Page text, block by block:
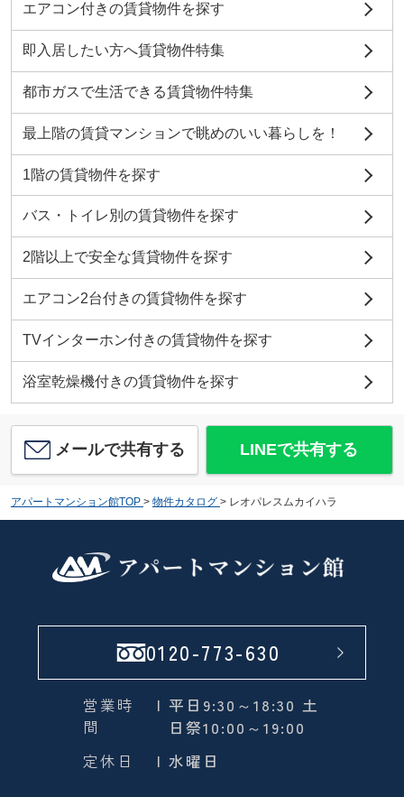
エアコン付きの賃貸物件を探す
即入居したい方へ賃貸物件特集
都市ガスで生活できる賃貸物件特集
最上階の賃貸マンションで眺めのいい暮らしを！
1階の賃貸物件を探す
バス・トイレ別の賃貸物件を探す
2階以上で安全な賃貸物件を探す
エアコン2台付きの賃貸物件を探す
TVインターホン付きの賃貸物件を探す
浴室乾燥機付きの賃貸物件を探す
メールで共有する LINEで共有する
アパートマンション館TOP > 物件カタログ > レオパレスムカイハラ
0120-773-630
営業時
間
| 平日9:30～18:30 土
日祭10:00～19:00
定休日
| 水曜日